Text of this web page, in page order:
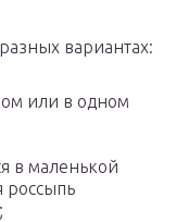
вариантах:
или в одном
в маленькой
россыпь